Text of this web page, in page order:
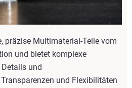
präzise Multimaterial-Teile vom
und bietet komplexe
und
und Flexibilitäten